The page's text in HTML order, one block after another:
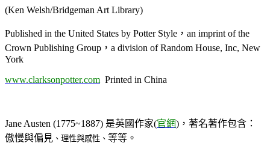
(Ken Welsh/Bridgeman Art Library)
Published in the United States by Potter Style，an imprint of the
Crown Publishing Group，a division of Random House, Inc, New
York
www.clarksonpotter.com Printed in China
Jane Austen (1775~1887) 是英國作家(官網)，著名著作包含：
傲慢與偏見 、理性與感性 、 等等。